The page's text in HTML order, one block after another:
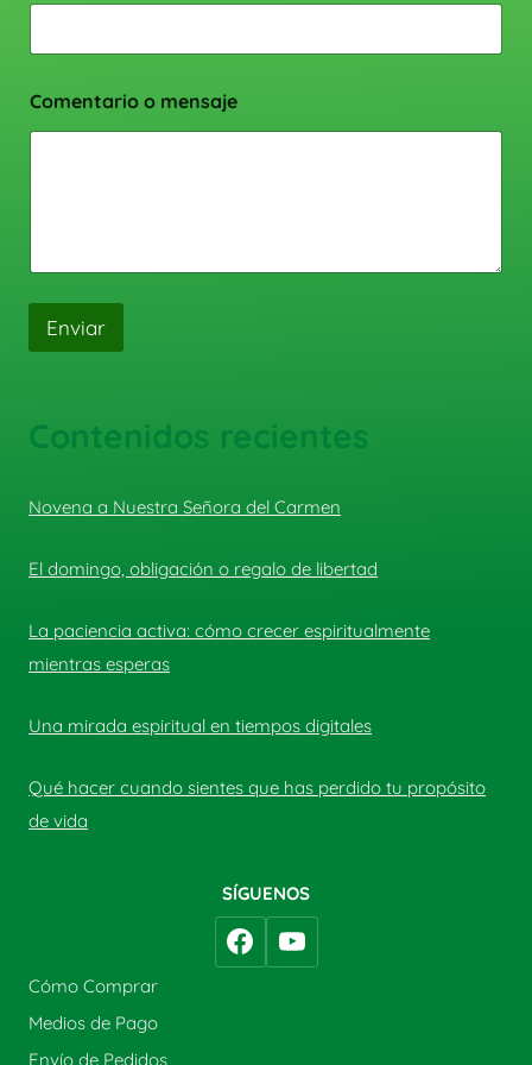
Comentario o mensaje
Enviar
Contenidos recientes
Novena a Nuestra Señora del Carmen
El domingo, obligación o regalo de libertad
La paciencia activa: cómo crecer espiritualmente
mientras esperas
Una mirada espiritual en tiempos digitales
Qué hacer cuando sientes que has perdido tu propósito
de vida
SÍGUENOS
Cómo Comprar
Medios de Pago
Envío de Pedidos